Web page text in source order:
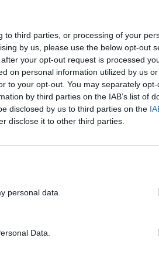
to third parties, or processing of your
by us, please use the below opt-out
your opt-out request is processed
on personal information utilized by us
to your opt-out. You may separately
by third parties on the IAB’s list of
disclosed by us to third parties on the
disclose it to other third parties.
personal data.
Data.
ο κ. Σκευοφύλακας υπήρξε
παλαιότερα στην
αρχές δικαιοδοσίας την
έργο και άκρως
Εμπορικού
Σύνδεσμος Αξιωματικός
Συνεργασίας